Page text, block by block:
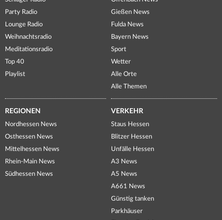
Party Radio
Lounge Radio
Weihnachtsradio
Meditationsradio
Top 40
Playlist
Gießen News
Fulda News
Bayern News
Sport
Wetter
Alle Orte
Alle Themen
REGIONEN
Nordhessen News
Osthessen News
Mittelhessen News
Rhein-Main News
Südhessen News
VERKEHR
Staus Hessen
Blitzer Hessen
Unfälle Hessen
A3 News
A5 News
A661 News
Günstig tanken
Parkhäuser